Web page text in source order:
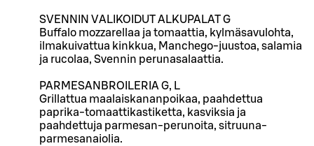
SVENNIN VALIKOIDUT ALKUPALAT G
Buffalo mozzarellaa ja tomaattia, kylmäsavulohta,
ilmakuivattua kinkkua, Manchego-juustoa, salamia
ja rucolaa, Svennin perunasalaattia.
PARMESANBROILERIA G, L
Grillattua maalaiskananpoikaa, paahdettua
paprika-tomaattikastiketta, kasviksia ja
paahdettuja parmesan-perunoita, sitruuna-
parmesanaiolia.